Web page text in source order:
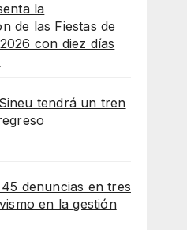
la
de las Fiestas de
con diez días
tendrá un tren
denuncias en tres
en la gestión